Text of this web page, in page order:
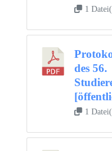
1
des 56.
1